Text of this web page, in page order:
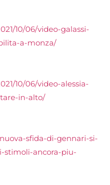
10/06/video-galassi-
a-monza/
10/06/video-alessia-
in-alto/
nuova-sfida-di-gennari-si-
stimoli-ancora-piu-